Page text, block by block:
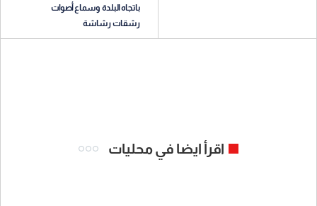
باتجاه البلدة وسماع أصوات
رشقات رشاشة
اقرأ ايضا في محليات